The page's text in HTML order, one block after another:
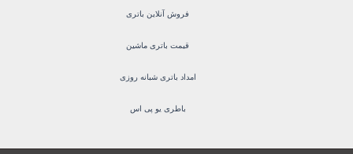
فروش آنلاین باتری
قیمت باتری ماشین
امداد باتری شبانه روزی
باطری یو پی اس